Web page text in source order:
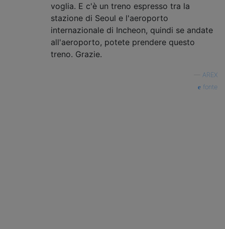
voglia. E c'è un treno espresso tra la
stazione di Seoul e l'aeroporto
internazionale di Incheon, quindi se andate
all'aeroporto, potete prendere questo
treno. Grazie.
AREX
fonte